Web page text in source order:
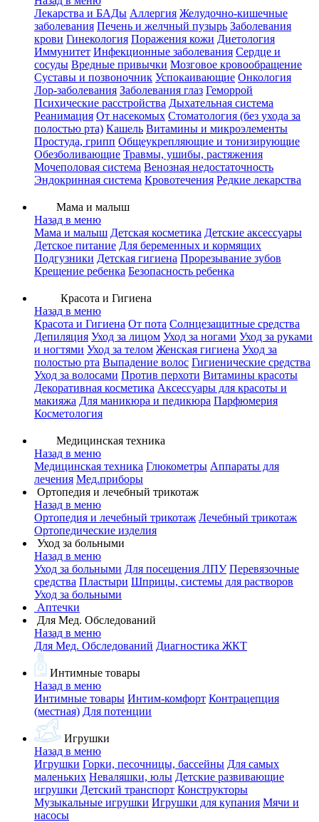
Лекарства и БАДы Аллергия Желудочно-кишечные
заболевания Печень и желчный пузырь Заболевания
крови Гинекология Поражения кожи Диетология
Иммунитет Инфекционные заболевания Сердце и
сосуды Вредные привычки Мозговое кровообращение
Суставы и позвоночник Успокаивающие Онкология
Лор-заболевания Заболевания глаз Геморрой
Психические расстройства Дыхательная система
Реанимация От насекомых Стоматология (без ухода за
полостью рта) Кашель Витамины и микроэлементы
Простуда, грипп Общеукрепляющие и тонизирующие
Обезболивающие Травмы, ушибы, растяжения
Мочеполовая система Венозная недостаточность
Эндокринная система Кровотечения Редкие лекарства
Мама и малыш
Назад в меню
Мама и малыш Детская косметика Детские аксессуары
Детское питание Для беременных и кормящих
Подгузники Детская гигиена Прорезывание зубов
Крещение ребенка Безопасность ребенка
Красота и Гигиена
Назад в меню
Красота и Гигиена От пота Солнцезащитные средства
Депиляция Уход за лицом Уход за ногами Уход за руками
и ногтями Уход за телом Женская гигиена Уход за
полостью рта Выпадение волос Гигиенические средства
Уход за волосами Против перхоти Витамины красоты
Декоративная косметика Аксессуары для красоты и
макияжа Для маникюра и педикюра Парфюмерия
Косметология
Медицинская техника
Назад в меню
Медицинская техника Глюкометры Аппараты для
лечения Мед.приборы
Ортопедия и лечебный трикотаж
Назад в меню
Ортопедия и лечебный трикотаж Лечебный трикотаж
Ортопедические изделия
Уход за больными
Назад в меню
Уход за больными Для посещения ЛПУ Перевязочные
средства Пластыри Шприцы, системы для растворов
Уход за больными
Аптечки
Для Мед. Обследований
Назад в меню
Для Мед. Обследований Диагностика ЖКТ
Интимные товары
Назад в меню
Интимные товары Интим-комфорт Контрацепция
(местная) Для потенции
Игрушки
Назад в меню
Игрушки Горки, песочницы, бассейны Для самых
маленьких Неваляшки, юлы Детские развивающие
игрушки Детский транспорт Конструкторы
Музыкальные игрушки Игрушки для купания Мячи и
насосы